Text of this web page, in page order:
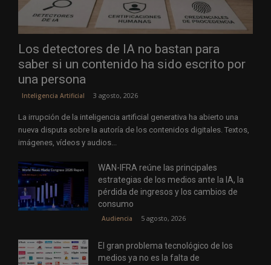
Los detectores de IA no bastan para
saber si un contenido ha sido escrito por
una persona
Inteligencia Artificial 3 agosto, 2026
La irrupción de la inteligencia artificial generativa ha abierto una
nueva disputa sobre la autoría de los contenidos digitales. Textos,
imágenes, vídeos y audios...
WAN-IFRA reúne las principales
estrategias de los medios ante la IA, la
pérdida de ingresos y los cambios de
consumo
Audiencia 5 agosto, 2026
El gran problema tecnológico de los
medios ya no es la falta de